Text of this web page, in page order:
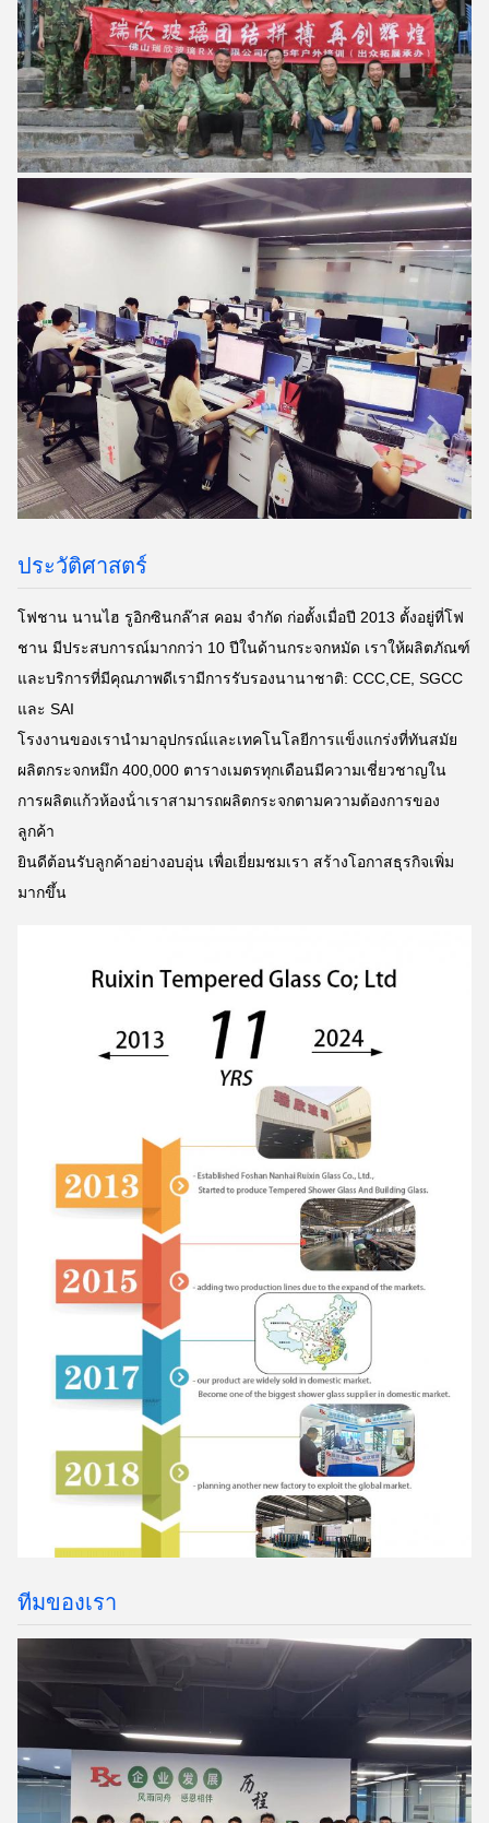
ประวัติศาสตร์
โฟชาน นานไฮ รูอิกซินกล๊าส คอม จํากัด ก่อตั้งเมื่อปี 2013 ตั้งอยู่ที่โฟ
ชาน มีประสบการณ์มากกว่า 10 ปีในด้านกระจกหมัด เราให้ผลิตภัณฑ์
และบริการที่มีคุณภาพดีเรามีการรับรองนานาชาติ: CCC,CE, SGCC
และ SAI
โรงงานของเรานํามาอุปกรณ์และเทคโนโลยีการแข็งแกร่งที่ทันสมัย
ผลิตกระจกหมึก 400,000 ตารางเมตรทุกเดือนมีความเชี่ยวชาญใน
การผลิตแก้วห้องน้ําเราสามารถผลิตกระจกตามความต้องการของ
ลูกค้า
ยินดีต้อนรับลูกค้าอย่างอบอุ่น เพื่อเยี่ยมชมเรา สร้างโอกาสธุรกิจเพิ่ม
มากขึ้น
ทีมของเรา